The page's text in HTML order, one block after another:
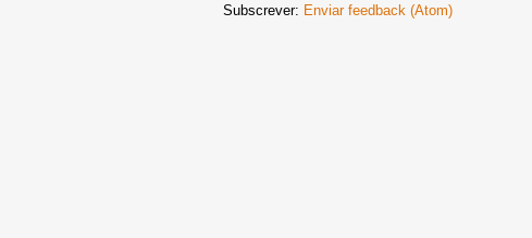
Subscrever: Enviar feedback (Atom)